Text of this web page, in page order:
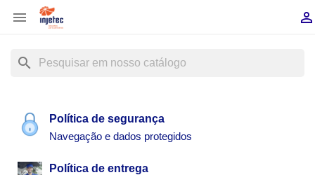
 
search
Política de segurança
Navegação e dados protegidos
Política de entrega